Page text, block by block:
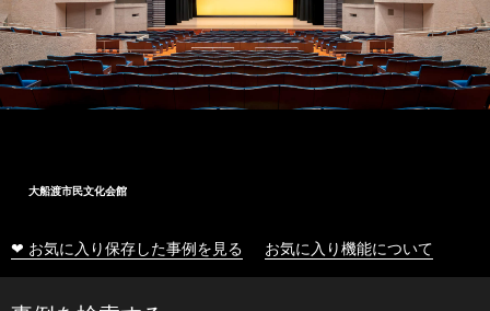
大船渡市民文化会館
❤ お気に入り保存した事例を見る お気に入り機能について